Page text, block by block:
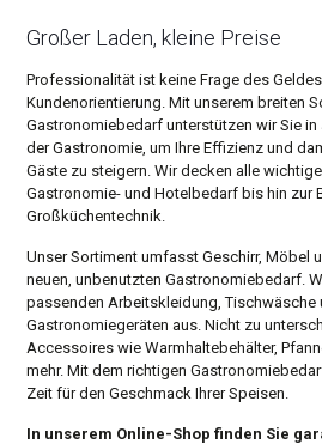
Großer Laden, kleine Preise
Professionalität ist keine Frage des
Kundenorientierung. Mit unserem breiten
Gastronomiebedarf unterstützen wir Sie in
der Gastronomie, um Ihre Effizienz und
Gäste zu steigern. Wir decken alle
Gastronomie- und Hotelbedarf bis hin zur
Großküchentechnik.
Unser Sortiment umfasst Geschirr, Möbel
neuen, unbenutzten Gastronomiebedarf.
passenden Arbeitskleidung, Tischwäsche
Gastronomiegeräten aus. Nicht zu
Accessoires wie Warmhaltebehälter,
mehr. Mit dem richtigen
Zeit für den Geschmack Ihrer Speisen.
In unserem Online-Shop finden Sie